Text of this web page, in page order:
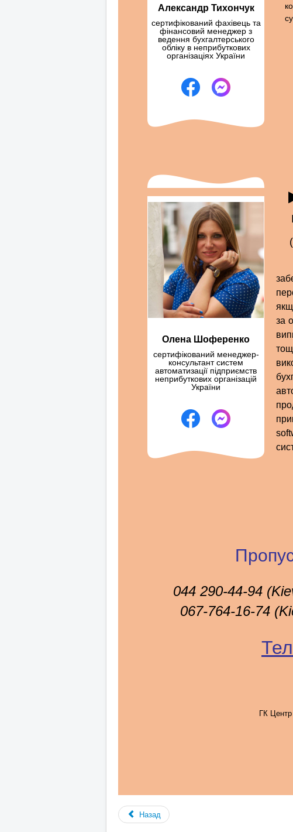
Александр Тихончук
сертифікований фахівець та
фінансовий менеджер з
ведення бухгалтерського
обліку в неприбуткових
організаціях України
Олена Шоференко
сертифікований менеджер-
консультант систем
автоматизації підприємств
неприбуткових організацій
України
за
044 290-44-94
067-764-16-74
ГК Центр
Назад